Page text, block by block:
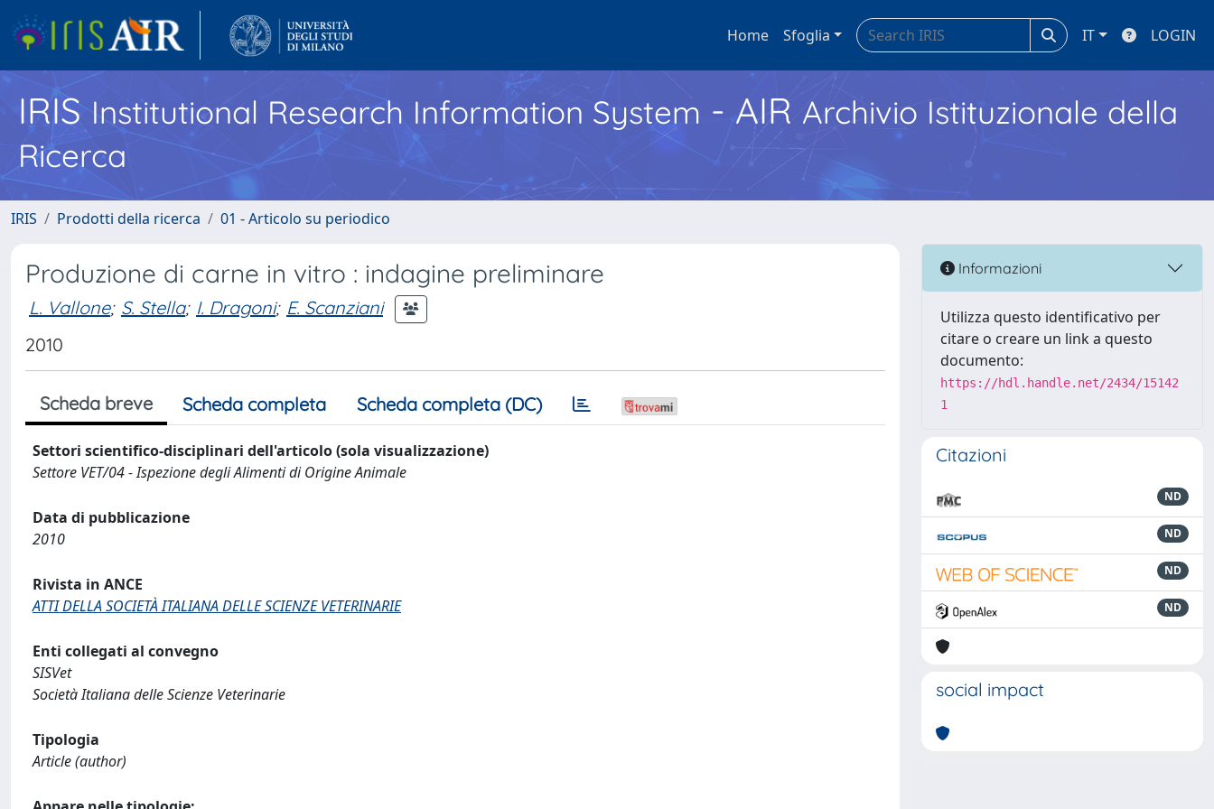
Home Sfoglia IT LOGIN
IRISInstitutional Research Information System - AIR Archivio Istituzionale della
Ricerca
IRIS Prodotti della ricerca 01 - Articolo su periodico
Produzione di carne in vitro : indagine preliminare
L. Vallone; S. Stella; I. Dragoni; E. Scanziani
2010
Scheda breve Scheda completa Scheda completa (DC)
Settori scientifico-disciplinari dell'articolo (sola visualizzazione)
Settore VET/04 - Ispezione degli Alimenti di Origine Animale
Data di pubblicazione
2010
Rivista in ANCE
ATTI DELLA SOCIETÀ ITALIANA DELLE SCIENZE VETERINARIE
Enti collegati al convegno
SISVet
Società Italiana delle Scienze Veterinarie
Tipologia
Article (author)
Informazioni
Utilizza questo identificativo per
citare o creare un link a questo
documento:
https://hdl.handle.net/2434/15142
1
Citazioni
ND
ND
ND
ND
social impact